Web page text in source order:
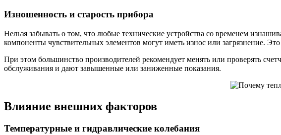
Изношенность и старость прибора
Нельзя забывать о том, что любые технические устройства со временем
компоненты чувствительных элементов могут иметь износ или загрязнение.
При этом большинство производителей рекомендует менять или проверять
обслуживания и дают завышенные или заниженные показания.
Влияние внешних факторов
Температурные и гидравлические колебания